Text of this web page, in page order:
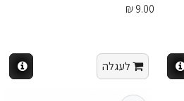
9.00 ₪
לעגלה